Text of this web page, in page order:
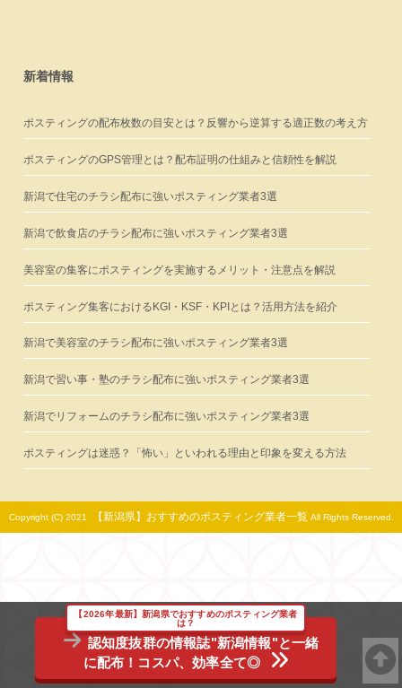
新着情報
ポスティングの配布枚数の目安とは？反響から逆算する適正数の考え方
ポスティングのGPS管理とは？配布証明の仕組みと信頼性を解説
新潟で住宅のチラシ配布に強いポスティング業者3選
新潟で飲食店のチラシ配布に強いポスティング業者3選
美容室の集客にポスティングを実施するメリット・注意点を解説
ポスティング集客におけるKGI・KSF・KPIとは？活用方法を紹介
新潟で美容室のチラシ配布に強いポスティング業者3選
新潟で習い事・塾のチラシ配布に強いポスティング業者3選
新潟でリフォームのチラシ配布に強いポスティング業者3選
ポスティングは迷惑？「怖い」といわれる理由と印象を変える方法
Copyright (C) 2021 【新潟県】おすすめのポスティング業者一覧 All Rights Reserved.
【2026年最新】新潟県でおすすめのポスティング業者
は？
認知度抜群の情報誌"新潟情報"と一緒
に配布！コスパ、効率全て◎